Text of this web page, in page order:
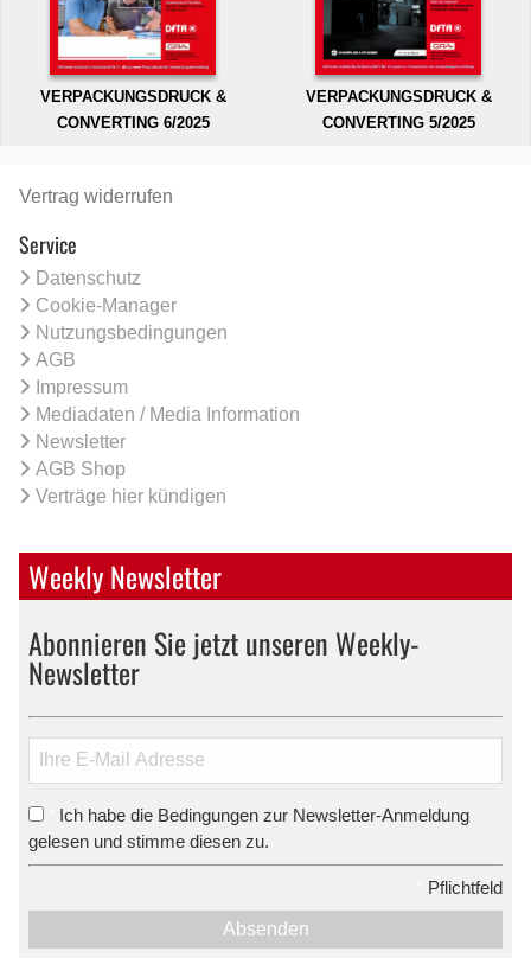
VERPACKUNGSDRUCK &
CONVERTING 6/2025
VERPACKUNGSDRUCK &
CONVERTING 5/2025
Vertrag widerrufen
Service
Datenschutz
Cookie-Manager
Nutzungsbedingungen
AGB
Impressum
Mediadaten / Media Information
Newsletter
AGB Shop
Verträge hier kündigen
Weekly Newsletter
Abonnieren Sie jetzt unseren Weekly-
Newsletter
Ich habe die Bedingungen zur Newsletter-Anmeldung
gelesen und stimme diesen zu.
Pflichtfeld
Absenden